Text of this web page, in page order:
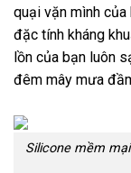
quại vặn mình
đặc tính kháng
lồn của bạn luôn
đêm mây mưa
Silicone mềm